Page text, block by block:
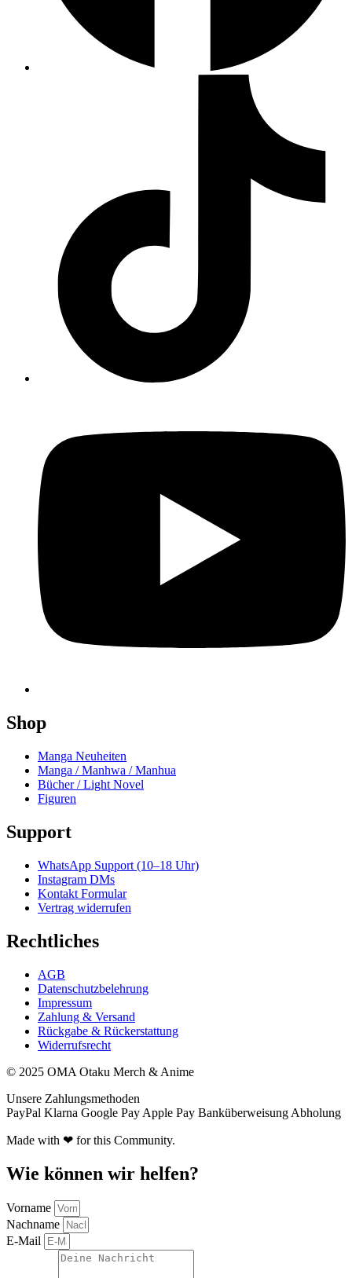
Shop
Manga Neuheiten
Manga / Manhwa / Manhua
Bücher / Light Novel
Figuren
Support
WhatsApp Support (10–18 Uhr)
Instagram DMs
Kontakt Formular
Vertrag widerrufen
Rechtliches
AGB
Datenschutzbelehrung
Impressum
Zahlung & Versand
Rückgabe & Rückerstattung
Widerrufsrecht
© 2025 OMA Otaku Merch & Anime
Unsere Zahlungsmethoden
PayPal Klarna Google Pay Apple Pay Banküberweisung Abholung
Made with ❤ for this Community.
Wie können wir helfen?
Vorname
Nachname
E-Mail